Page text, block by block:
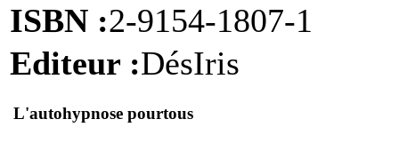
ISBN :2-9154-1807-1
Editeur :DésIris
L'autohypnose pourtous